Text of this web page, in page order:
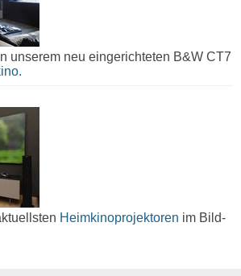
unserem neu eingerichteten B&W CT7
Heimkinoprojektoren im Bild-